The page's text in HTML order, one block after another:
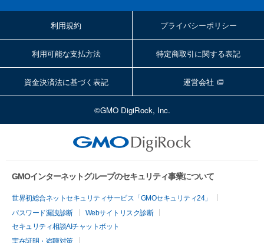
利用規約 プライバシーポリシー
利用可能な支払方法 特定商取引に関する表記
資金決済法に基づく表記 運営会社
©GMO DigiRock, Inc.
GMOインターネットグループのセキュリティ事業について
世界初総合ネットセキュリティサービス「GMOセキュリティ24」
パスワード漏洩診断
Webサイトリスク診断
セキュリティ相談AIチャットボット
実在証明・盗聴対策